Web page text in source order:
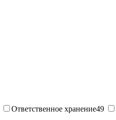
Ответственное хранение49